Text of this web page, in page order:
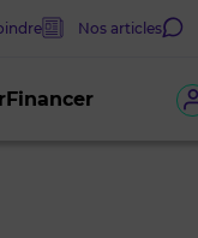
Financer
Nos articles